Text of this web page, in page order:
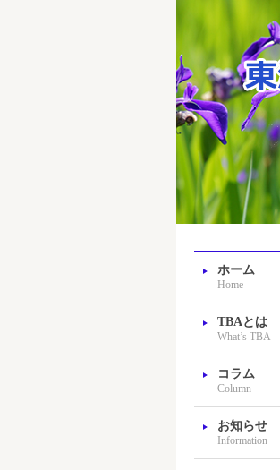
ホーム
Home
TBAとは
What’s TBA
コラム
Column
お知らせ
Information